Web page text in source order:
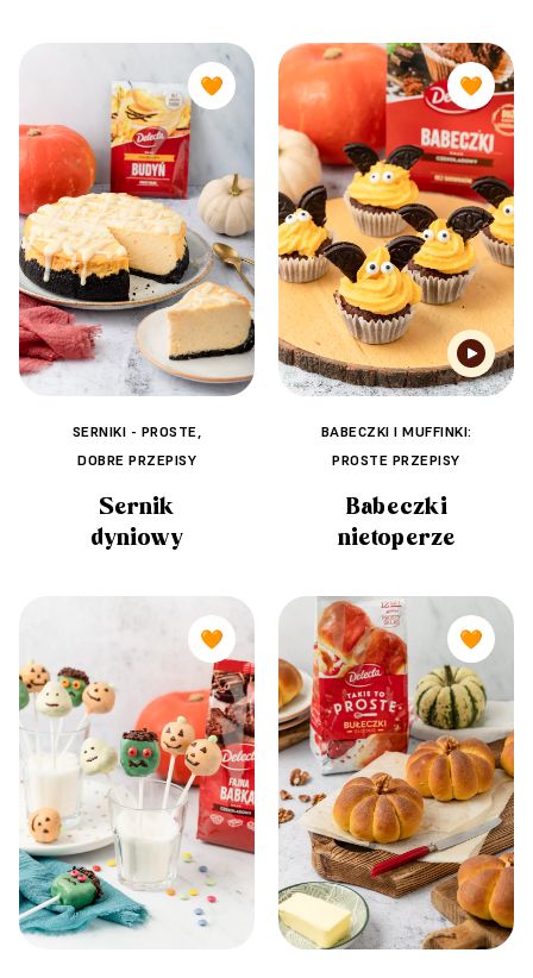
🧡
SERNIKI - PROSTE,
DOBRE PRZEPISY
Sernik
dyniowy
🧡
BABECZKI I MUFFINKI:
PROSTE PRZEPISY
Babeczki
nietoperze
🧡 🧡